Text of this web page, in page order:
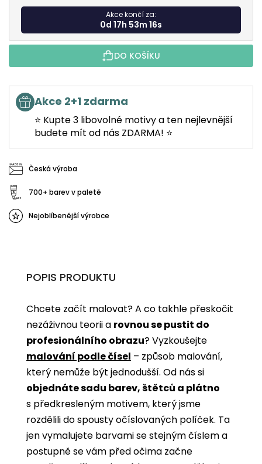
Akce končí za:
0d 17h 53m 15s
DO KOŠÍKU
Akce 2+1 zdarma
⭐ Kupte 3 libovolné motivy a ten nejlevnější
budete mít od nás ZDARMA! ⭐
Česká výroba
700+ barev v paletě
Nejoblíbenější výrobce
POPIS PRODUKTU
Chcete začít malovat? A co takhle přeskočit
nezáživnou teorii a rovnou se pustit do
profesionálního obrazu? Vyzkoušejte
malování podle čísel ­­– způsob malování,
který nemůže být jednodušší. Od nás si
objednáte sadu barev, štětců a plátno
s předkresleným motivem, který jsme
rozdělili do spousty očíslovaných políček. Ta
jen vymalujete barvami se stejným číslem a
postupně se vám před očima začne